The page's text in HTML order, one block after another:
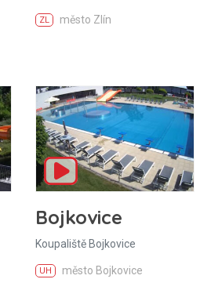
ZL město Zlín
Bojkovice
Koupaliště Bojkovice
UH město Bojkovice